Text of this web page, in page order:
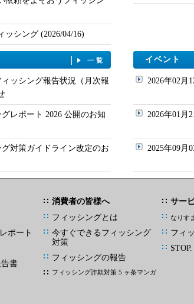
ッシング (2026/04/16)
一覧
ィッシング報告状況（月次報
レポート 2026 公開のお知
対策ガイドライン改定のお
イベント
2026年02月
2026年01月
2025年09月
ポート
書
消費者の皆様へ
フィッシングとは
今すぐできるフィッシング
対策
フィッシングの報告
フィッシング詐欺対策 5 ヶ条マンガ
サー
なりす
フィ